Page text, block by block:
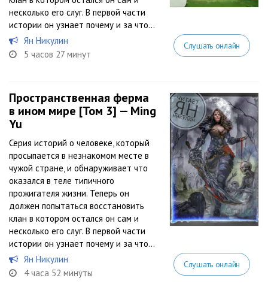
несколько его слуг. В первой части
истории он узнает почему и за что...
Ян Никулин
5 часов 27 минут
Слушать онлайн
Пространственная ферма
в ином мире [Том 3] — Ming
Yu
Серия историй о человеке, который
просыпается в незнакомом месте в
чужой стране, и обнаруживает что
оказался в теле типичного
прожигателя жизни. Теперь он
должен попытаться восстановить
клан в котором остался он сам и
несколько его слуг. В первой части
истории он узнает почему и за что...
Ян Никулин
4 часа 52 минуты
Слушать онлайн